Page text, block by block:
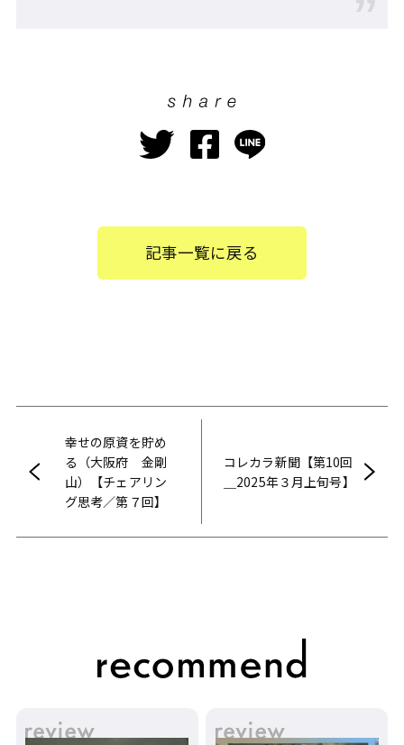
記事一覧に戻る
幸せの原資を貯め
る（大阪府 金剛
山）【チェアリン
グ思考／第７回】
コレカラ新聞【第10回
＿2025年３月上旬号】